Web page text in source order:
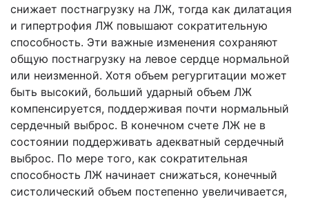
снижает постнагрузку на ЛЖ, тогда как дилатация
и гипертрофия ЛЖ повышают сократительную
способность. Эти важные изменения сохраняют
общую постнагрузку на левое сердце нормальной
или неизменной. Хотя объем регургитации может
быть высокий, больший ударный объем ЛЖ
компенсируется, поддерживая почти нормальный
сердечный выброс. В конечном счете ЛЖ не в
состоянии поддерживать адекватный сердечный
выброс. По мере того, как сократительная
способность ЛЖ начинает снижаться, конечный
систолический объем постепенно увеличивается,